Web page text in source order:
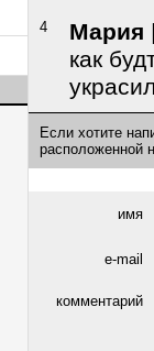
4 Мария
как
Если хотите
расположенной
имя
e-mail
комментарий